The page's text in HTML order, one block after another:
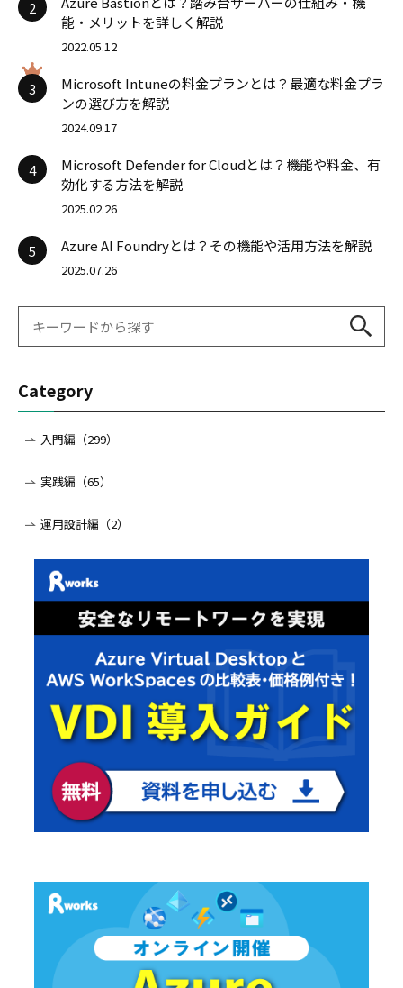
2
能・メリットを詳しく解説
2022.05.12
3
Microsoft Intuneの料金プランとは？最適な料金プラ
ンの選び方を解説
2024.09.17
4
Microsoft Defender for Cloudとは？機能や料金、有
効化する方法を解説
2025.02.26
5 Azure AI Foundryとは？その機能や活用方法を解説
2025.07.26
Category
入門編（299）
実践編（65）
運用設計編（2）